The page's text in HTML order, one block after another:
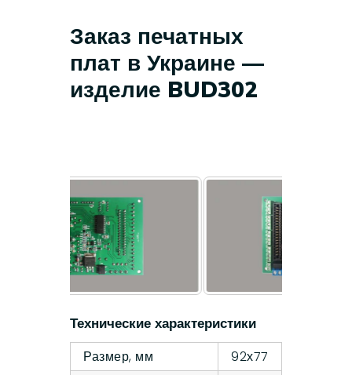
Заказ печатных
плат в Украине —
изделие BUD302
Технические характеристики
Размер, мм
92х77